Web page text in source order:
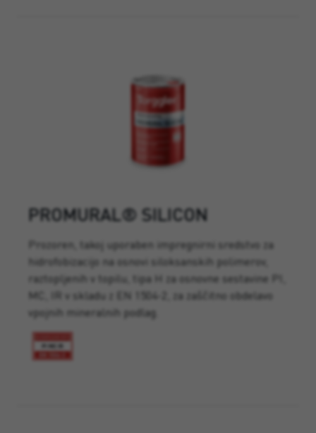
PROMURAL® SILICON
Prozoren, takoj uporaben impregnirni sredstvo za
hidrofobizacijo na osnovi siloksanskih polimerov,
raztopljenih v topilu, tipa H za osnovne sestavine PI,
MC, IR v skladu z EN 1504-2, za zaščitno obdelavo
vpojnih mineralnih podlag.